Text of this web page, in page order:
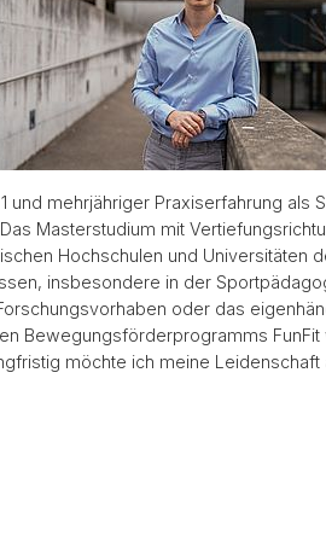
mehrjähriger Praxiserfahrung als
Masterstudium mit
Hochschulen und Universitäten
insbesondere in der
oder das
Bewegungsförderprogramms
möchte ich meine